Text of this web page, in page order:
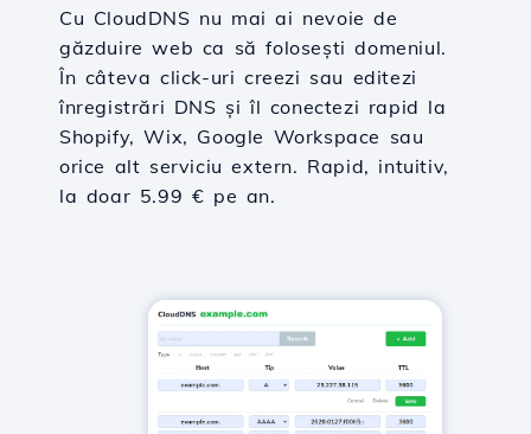
Cu CloudDNS nu mai ai nevoie de
găzduire web ca să folosești domeniul.
În câteva click-uri creezi sau editezi
înregistrări DNS și îl conectezi rapid la
Shopify, Wix, Google Workspace sau
orice alt serviciu extern. Rapid, intuitiv,
la doar 5.99 € pe an.